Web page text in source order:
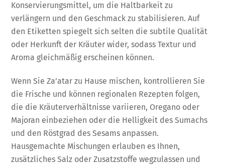
Konservierungsmittel, um die Haltbarkeit zu
verlängern und den Geschmack zu stabilisieren. Auf
den Etiketten spiegelt sich selten die subtile Qualität
oder Herkunft der Kräuter wider, sodass Textur und
Aroma gleichmäßig erscheinen können.
Wenn Sie Za’atar zu Hause mischen, kontrollieren Sie
die Frische und können regionalen Rezepten folgen,
die die Kräuterverhältnisse variieren, Oregano oder
Majoran einbeziehen oder die Helligkeit des Sumachs
und den Röstgrad des Sesams anpassen.
Hausgemachte Mischungen erlauben es Ihnen,
zusätzliches Salz oder Zusatzstoffe wegzulassen und